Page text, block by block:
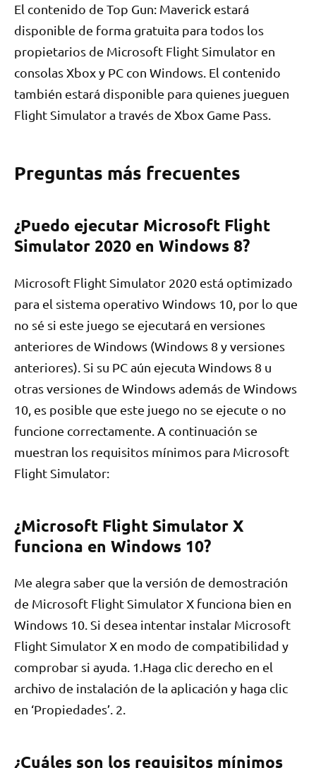
El contenido de Top Gun: Maverick estará
disponible de forma gratuita para todos los
propietarios de Microsoft Flight Simulator en
consolas Xbox y PC con Windows. El contenido
también estará disponible para quienes jueguen
Flight Simulator a través de Xbox Game Pass.
Preguntas más frecuentes
¿Puedo ejecutar Microsoft Flight
Simulator 2020 en Windows 8?
Microsoft Flight Simulator 2020 está optimizado
para el sistema operativo Windows 10, por lo que
no sé si este juego se ejecutará en versiones
anteriores de Windows (Windows 8 y versiones
anteriores). Si su PC aún ejecuta Windows 8 u
otras versiones de Windows además de Windows
10, es posible que este juego no se ejecute o no
funcione correctamente. A continuación se
muestran los requisitos mínimos para Microsoft
Flight Simulator:
¿Microsoft Flight Simulator X
funciona en Windows 10?
Me alegra saber que la versión de demostración
de Microsoft Flight Simulator X funciona bien en
Windows 10. Si desea intentar instalar Microsoft
Flight Simulator X en modo de compatibilidad y
comprobar si ayuda. 1.Haga clic derecho en el
archivo de instalación de la aplicación y haga clic
en ‘Propiedades’. 2.
¿Cuáles son los requisitos mínimos